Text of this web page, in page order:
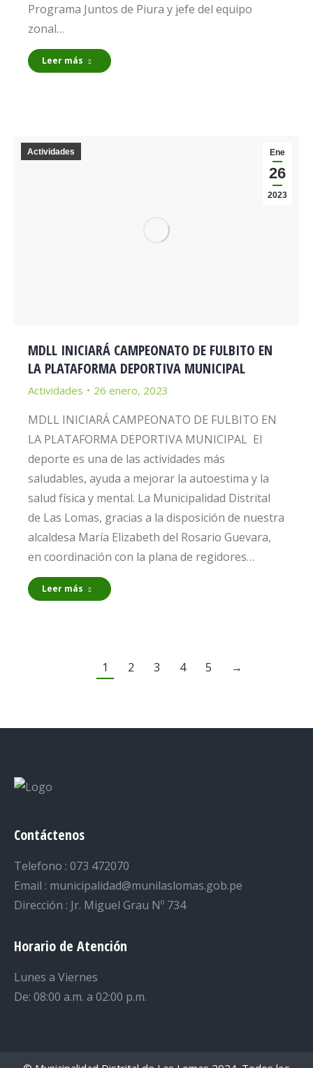
Programa Juntos de Piura y jefe del equipo
zonal…
Leer más
Ene
26
2023
Actividades
MDLL INICIARÁ CAMPEONATO DE FULBITO EN
LA PLATAFORMA DEPORTIVA MUNICIPAL
Actividades 26 enero, 2023
MDLL INICIARÁ CAMPEONATO DE FULBITO EN
LA PLATAFORMA DEPORTIVA MUNICIPAL El
deporte es una de las actividades más
saludables, ayuda a mejorar la autoestima y la
salud física y mental. La Municipalidad Distrital
de Las Lomas, gracias a la disposición de nuestra
alcaldesa María Elizabeth del Rosario Guevara,
en coordinación con la plana de regidores…
Leer más
1 2 3 4 5 →
Contáctenos
Telefono : 073 472070
Email : municipalidad@munilaslomas.gob.pe
Dirección : Jr. Miguel Grau Nº 734
Horario de Atención
Lunes a Viernes
De: 08:00 a.m. a 02:00 p.m.